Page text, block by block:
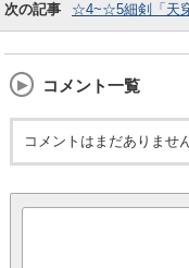
次の記事
☆4~☆5細剣「天
コメント一覧
コメントはまだありませ